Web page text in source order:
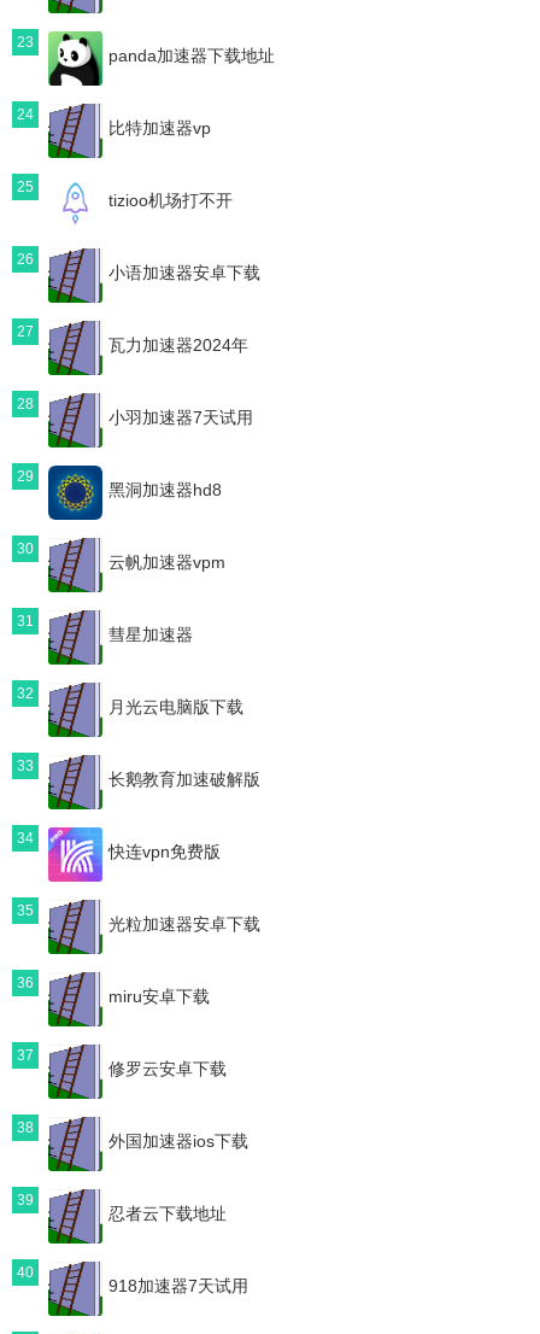
23
panda加速器下载地址
24
比特加速器vp
25
tizioo机场打不开
26
小语加速器安卓下载
27
瓦力加速器2024年
28
小羽加速器7天试用
29
黑洞加速器hd8
30
云帆加速器vpm
31
彗星加速器
32
月光云电脑版下载
33
长鹅教育加速破解版
34
快连vpn免费版
35
光粒加速器安卓下载
36
miru安卓下载
37
修罗云安卓下载
38
外国加速器ios下载
39
忍者云下载地址
40
918加速器7天试用